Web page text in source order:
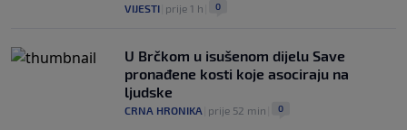
VIJESTI prije 1 h 0
U Brčkom u isušenom dijelu Save
pronađene kosti koje asociraju na
ljudske
CRNA HRONIKA prije 52 min 0